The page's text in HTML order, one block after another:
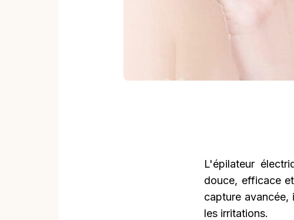
L'épilateur
douce, efficace
capture avancée,
les irritations.